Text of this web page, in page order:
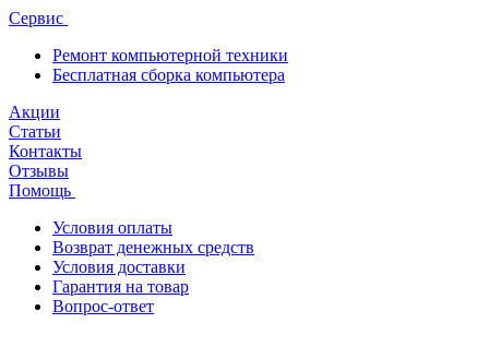
Сервис
Ремонт компьютерной техники
Бесплатная сборка компьютера
Акции
Статьи
Контакты
Отзывы
Помощь
Условия оплаты
Возврат денежных средств
Условия доставки
Гарантия на товар
Вопрос-ответ